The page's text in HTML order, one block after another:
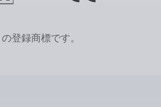
の登録商標です。